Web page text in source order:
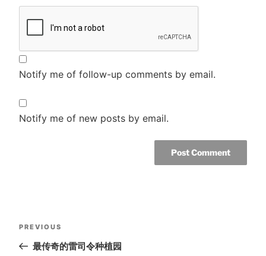
Notify me of follow-up comments by email.
Notify me of new posts by email.
Post
navigation
Previous
Post
PREVIOUS
最传奇的雷司令种植园